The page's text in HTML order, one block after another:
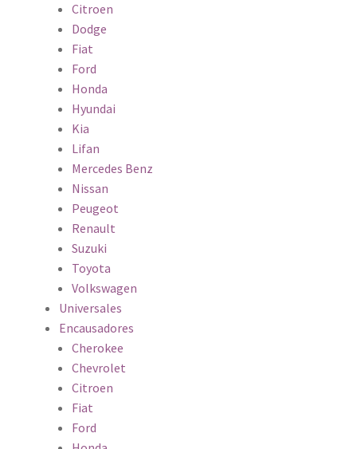
Citroen
Dodge
Fiat
Ford
Honda
Hyundai
Kia
Lifan
Mercedes Benz
Nissan
Peugeot
Renault
Suzuki
Toyota
Volkswagen
Universales
Encausadores
Cherokee
Chevrolet
Citroen
Fiat
Ford